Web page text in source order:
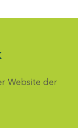
Website der